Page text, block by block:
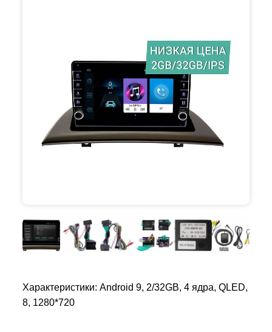
Характеристики: Android 9, 2/32GB, 4 ядра, QLED,
8, 1280*720